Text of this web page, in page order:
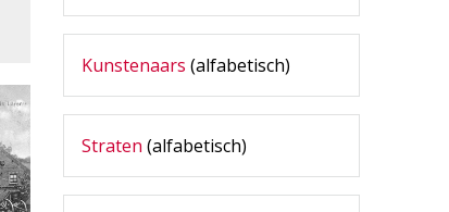
Kunstenaars (alfabetisch)
Straten (alfabetisch)